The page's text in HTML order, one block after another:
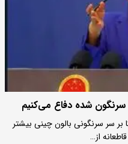
شده دفاع می‌کنیم
سر سرنگونی بالون چینی بیشتر
از…